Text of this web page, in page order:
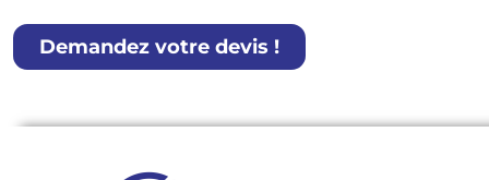
Demandez votre devis !